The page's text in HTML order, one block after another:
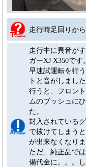
走行時足回りか
走行中に異音が
ガーXJ X350です。
早速試運転を行
トと音がしまし
行うと、フロン
ムのブッシュに
た。
封入されている
で抜けてしまう
が出来なくなりま
ただ、純正品で
備代金に。。。